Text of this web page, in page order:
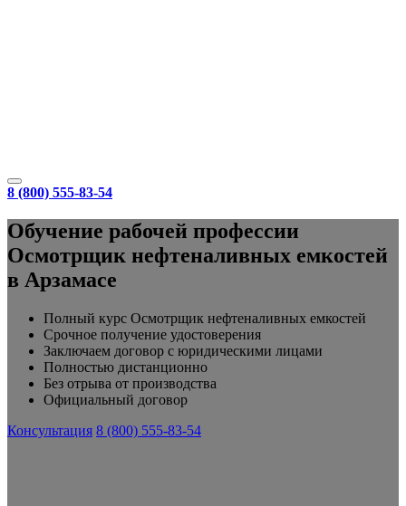
8 (800) 555-83-54
Обучение рабочей профессии
Осмотрщик нефтеналивных емкостей
в Арзамасе
Полный курс Осмотрщик нефтеналивных емкостей
Срочное получение удостоверения
Заключаем договор с юридическими лицами
Полностью дистанционно
Без отрыва от производства
Официальный договор
Консультация 8 (800) 555-83-54